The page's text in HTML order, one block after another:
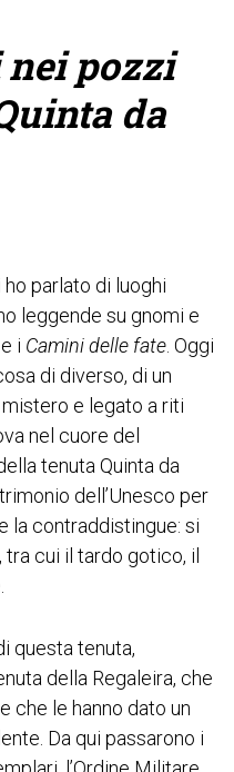
pozzi
da
parlato di luoghi
leggende su gnomi e
e i Camini delle fate . Oggi
di diverso, di un
e legato a riti
nel cuore del
tenuta Quinta da
dell’Unesco per
la contraddistingue: si
cui il tardo gotico, il
questa tenuta,
della Regaleira, che
che le hanno dato un
Da qui passarono i